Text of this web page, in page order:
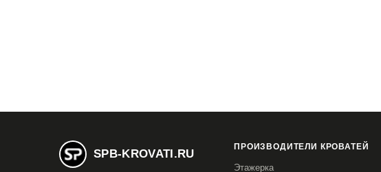
SPB-KROVATI.RU
ПРОИЗВОДИТЕЛИ КРОВАТЕЙ
Этажерка